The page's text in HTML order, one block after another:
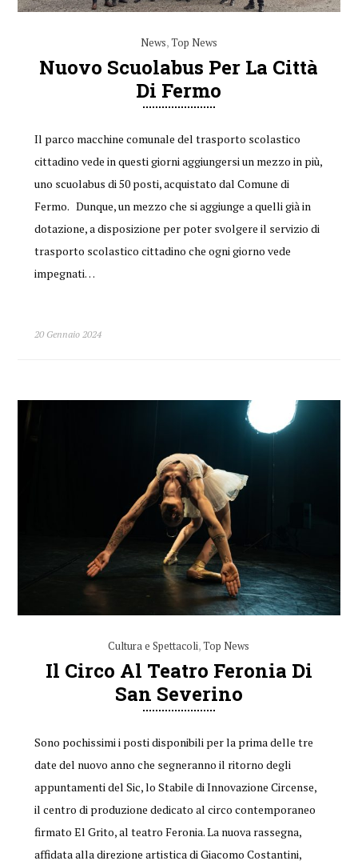
News,Top News
Nuovo Scuolabus Per La Città
Di Fermo
Il parco macchine comunale del trasporto scolastico
cittadino vede in questi giorni aggiungersi un mezzo in più,
uno scuolabus di 50 posti, acquistato dal Comune di
Fermo. Dunque, un mezzo che si aggiunge a quelli già in
dotazione, a disposizione per poter svolgere il servizio di
trasporto scolastico cittadino che ogni giorno vede
impegnati…
20 Gennaio 2024
Cultura e Spettacoli,Top News
Il Circo Al Teatro Feronia Di
San Severino
Sono pochissimi i posti disponibili per la prima delle tre
date del nuovo anno che segneranno il ritorno degli
appuntamenti del Sic, lo Stabile di Innovazione Circense,
il centro di produzione dedicato al circo contemporaneo
firmato El Grito, al teatro Feronia. La nuova rassegna,
affidata alla direzione artistica di Giacomo Costantini,